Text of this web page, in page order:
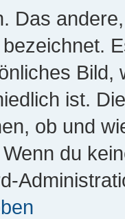
Das
bezeichnet.
Bild,
ist.
ob und
du